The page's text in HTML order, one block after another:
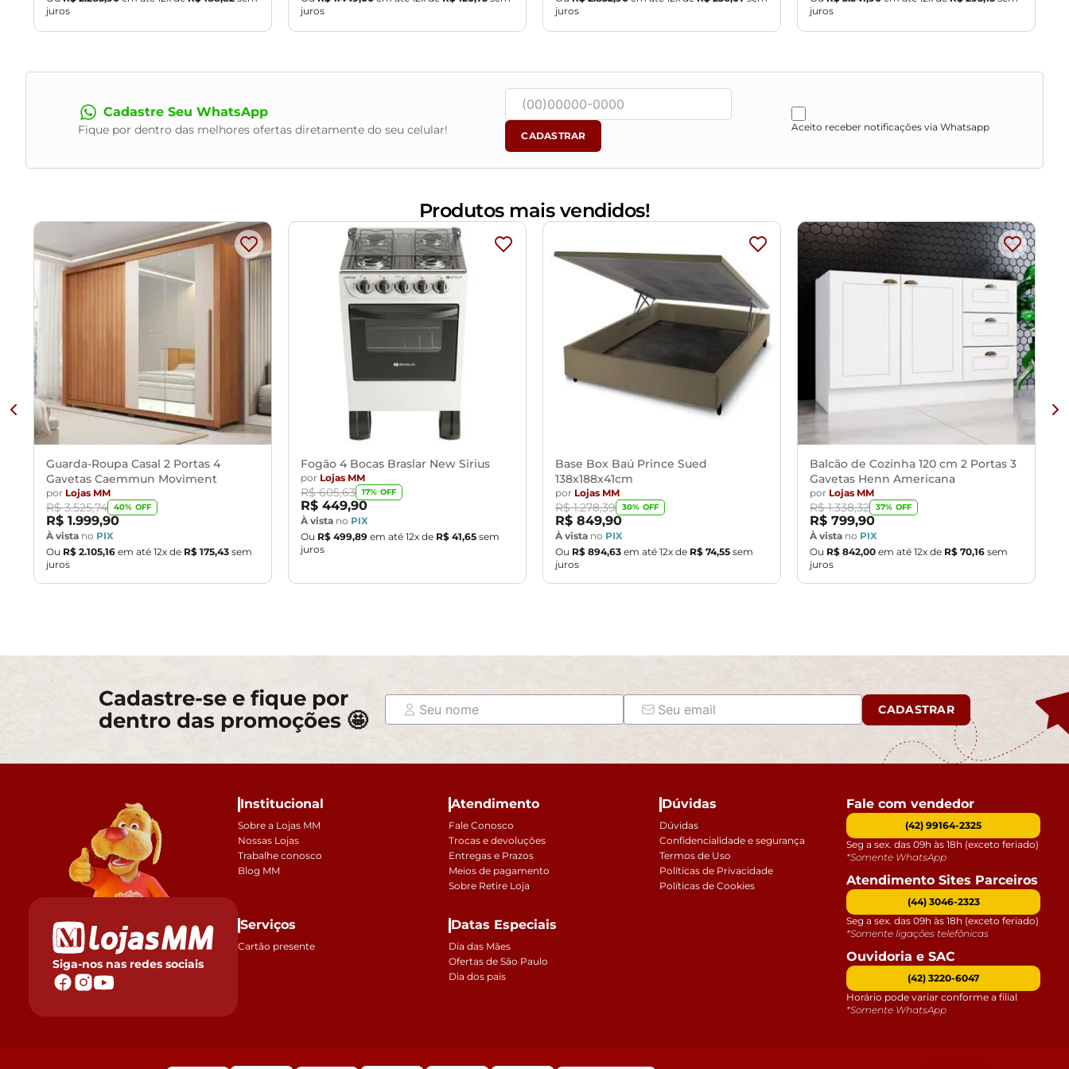
juros
juros
juros
juros
Cadastre Seu WhatsApp
Fique por dentro das melhores ofertas diretamente do seu celular! CADASTRAR
Aceito receber notificações via Whatsapp
Produtos mais vendidos!
Guarda-Roupa Casal 2 Portas 4
Gavetas Caemmun Moviment
por Lojas MM
R$ 3.525,74 40% OFF
R$ 1.999,90
À vista no PIX
Ou R$ 2.105,16 em até 12x de R$ 175,43 sem
juros
Fogão 4 Bocas Braslar New Sirius
por Lojas MM
R$ 605,63 17% OFF
R$ 449,90
À vista no PIX
Ou R$ 499,89 em até 12x de R$ 41,65 sem
juros
Base Box Baú Prince Sued
138x188x41cm
por Lojas MM
R$ 1.278,39 30% OFF
R$ 849,90
À vista no PIX
Ou R$ 894,63 em até 12x de R$ 74,55 sem
juros
Balcão de Cozinha 120 cm 2 Portas 3
Gavetas Henn Americana
por Lojas MM
R$ 1.338,32 37% OFF
R$ 799,90
À vista no PIX
Ou R$ 842,00 em até 12x de R$ 70,16 sem
juros
Cadastre-se e fique por
dentro das promoções 🤩
CADASTRAR
Siga-nos nas redes sociais
Institucional
Sobre a Lojas MM
Nossas Lojas
Trabalhe conosco
Blog MM
Atendimento
Fale Conosco
Trocas e devoluções
Entregas e Prazos
Meios de pagamento
Sobre Retire Loja
Dúvidas
Dúvidas
Confidencialidade e segurança
Termos de Uso
Políticas de Privacidade
Políticas de Cookies
Serviços
Cartão presente
Datas Especiais
Dia das Mães
Ofertas de São Paulo
Dia dos pais
Fale com vendedor
(42) 99164-2325
Seg a sex. das 09h às 18h (exceto feriado)
*Somente WhatsApp
Atendimento Sites Parceiros
(44) 3046-2323
Seg a sex. das 09h às 18h (exceto feriado)
*Somente ligações telefônicas
Ouvidoria e SAC
(42) 3220-6047
Horário pode variar conforme a filial
*Somente WhatsApp